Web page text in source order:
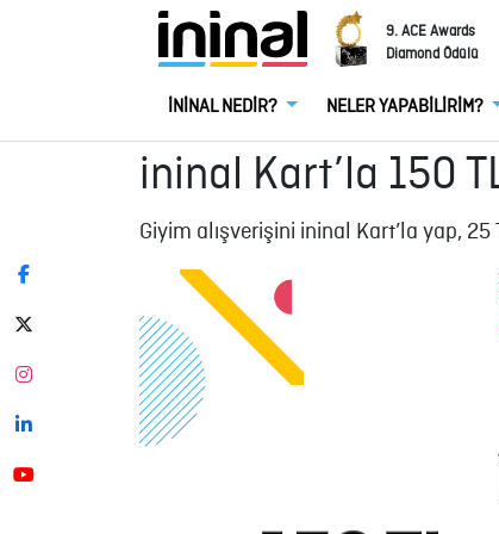
9. ACE Awards
Diamond Ödülü
İNİNAL NEDİR? NELER YAPABİLİRİM?
ininal Kart’la 150
Giyim alışverişini ininal Kart’la yap,